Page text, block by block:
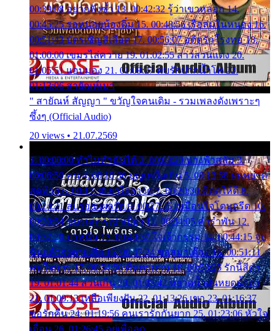
00:39:08 อยากฟังซ้ำ 13. 00:42:32 รู้ว่าเขาหลอก 14.
00:45:25 รอหน่อยน้องติ๋ม 15. 00:48:56 เรือล่มในหนอง 16.
00:51:43 บัตรเชิญสีเลือด 17. 00:56:07 อดีตรักโรงทอ 18.
01:00:00 เขมรไล่ควาย 19. 01:02:55 สาวสวนแตง 20.
01:05:51 แอบมอง 21. 01:09:27 พบรักปากน้ำโพ 22.
01:13:06 สายัณห์เมา
" สายัณห์ สัญญา " ขวัญใจคนเดิม - รวมเพลงดังเพราะๆ
ซึ้งๆ (Official Audio)
20 views • 21.07.2569
1. 00:00:00 ทำไมทำฉันได้ 2. 00:03:20 นางฟ้าสลัม 3.
00:06:50 คน 4. 00:10:36 บุญเหลือเกิน 5. 00:13:58 ฝนหยาด
สุดท้าย 6. 00:17:30 ยาใจยาจก 7. 00:20:30 คิดดูให้ดี 8.
00:24:21 ลบรอยแผลรัก 9. 00:27:35 เหมือนใจโดนกรีด 10.
00:30:54 ขบวนการเปาเปียว 11. 00:34:05 คำรำพัน 12.
00:37:20 ปาหนัน 13. 00:40:37 ใจเจ้ากรรม 14. 00:44:15 จูบ
ฉันแล้วจงตายเสีย 15. 00:47:24 ขอสูมาเต๊อะ 16. 00:51:11
คนใจมาร 17. 00:54:50 คืนทรมาน 18. 00:58:25 รักนี้สีดำ
19. 01:01:44 ส่วนเกิน 20. 01:05:42 หยาดน้ำฝนหยดน้ำตา
21. 01:09:13 เหลือเพียงฝัน 22. 01:13:26 เขา 23. 01:16:37
ขอรักคืน 24. 01:19:56 คนเรารักกันยาก 25. 01:23:06 หัวใจ
เถื่อน 26. 01:26:45 อยู่เพื่อลูก